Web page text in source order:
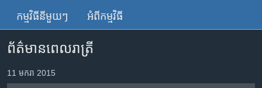
ទំព័រ​
ព័ត៌មាន​​
តែ​
ម្តង
ចិន
ហេឡូវីអូអេ
កម្ពុជាច្នៃប្រតិដ្ឋ
SUBSCRIBE
YouTube Music
កម្មវិធី​នីមួយៗ អំពី​កម្មវិធី​
ព័ត៌មានពេលរាត្រី
11 មករា 2015